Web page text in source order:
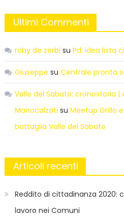
Ultimi Commenti
roby de zerbi su Pd, idea lista
Giuseppe su Centrale pronta
Valle del Sabato: cronostoria
Manocalzati su Meetup Grillo
battaglia Valle del Sabato
Articoli recenti
Reddito di cittadinanza 2020:
lavoro nei Comuni